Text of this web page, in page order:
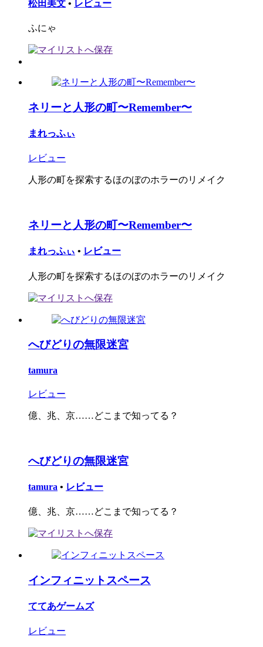
松田美文 • レビュー
ふにゃ
ネリーと人形の町〜Remember〜
まれっふぃ
レビュー
人形の町を探索するほのぼのホラーのリメイク
ネリーと人形の町〜Remember〜
まれっふぃ • レビュー
人形の町を探索するほのぼのホラーのリメイク
へびどりの無限迷宮
tamura
レビュー
億、兆、京……どこまで知ってる？
へびどりの無限迷宮
tamura • レビュー
億、兆、京……どこまで知ってる？
インフィニットスペース
ててあゲームズ
レビュー